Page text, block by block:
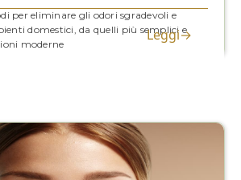
per eliminare gli odori sgradevoli e
domestici, da quelli più semplici e
moderne
Leggi→